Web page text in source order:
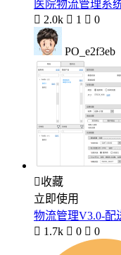
医院物流管理系
 2.0k  1  0
PO_e2f3eb
收藏
立即使用
物流管理V3.0-配
 1.7k  0  0